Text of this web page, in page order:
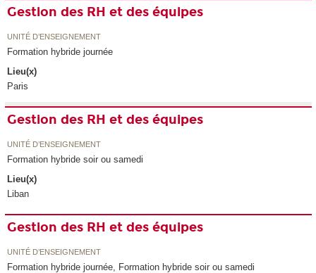
Gestion des RH et des équipes
UNITÉ D’ENSEIGNEMENT
Formation hybride journée
Lieu(x)
Paris
Gestion des RH et des équipes
UNITÉ D’ENSEIGNEMENT
Formation hybride soir ou samedi
Lieu(x)
Liban
Gestion des RH et des équipes
UNITÉ D’ENSEIGNEMENT
Formation hybride journée, Formation hybride soir ou samedi